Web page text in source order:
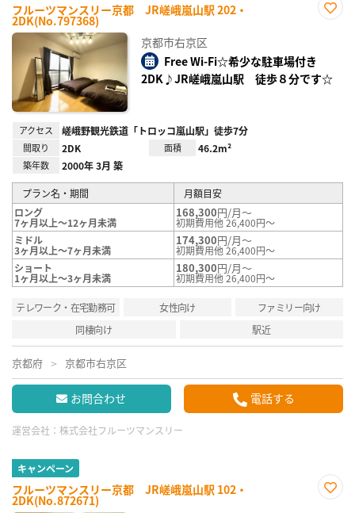
フルーツマンスリー京都 JR嵯峨嵐山駅 202・
2DK(No.797368)
京都市右京区
Free Wi-Fi☆希少な駐車場付き
2DK♪JR嵯峨嵐山駅 徒歩８分です☆
アクセス 嵯峨野観光鉄道「トロッコ嵐山駅」徒歩7分
間取り 2DK 面積 46.2m²
築年数 2000年 3月 築
プラン名・期間
月額目安
ロング
7ヶ月以上～12ヶ月未満
168,300円/月～
初期費用他 26,400円～
ミドル
3ヶ月以上～7ヶ月未満
174,300円/月～
初期費用他 26,400円～
ショート
1ヶ月以上～3ヶ月未満
180,300円/月～
初期費用他 26,400円～
テレワーク・在宅勤務可 女性向け
ファミリー向け
同棲向け
駅近
京都府 京都市右京区
お問合わせ 電話する
運営会社： 株式会社フルーツマンスリー
キャンペーン
フルーツマンスリー京都 JR嵯峨嵐山駅 102・
2DK(No.872671)